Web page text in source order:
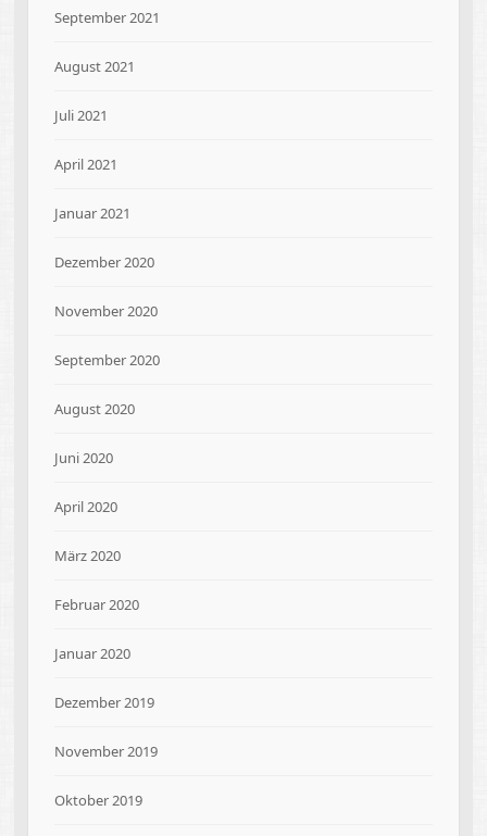
September 2021
August 2021
Juli 2021
April 2021
Januar 2021
Dezember 2020
November 2020
September 2020
August 2020
Juni 2020
April 2020
März 2020
Februar 2020
Januar 2020
Dezember 2019
November 2019
Oktober 2019